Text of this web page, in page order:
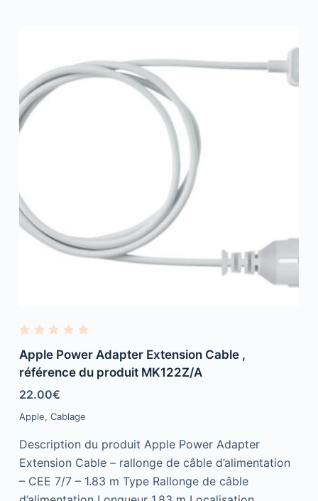
a
t
e
d
0
o
t
f
5
Apple Power Adapter Extension Cable ,
référence du produit MK122Z/A
22.00€
Apple, Cablage
Description du produit Apple Power Adapter
Extension Cable – rallonge de câble d’alimentation
– CEE 7/7 – 1.83 m Type Rallonge de câble